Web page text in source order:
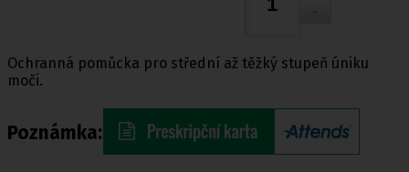
Ochranná pomůcka pro střední až těžký stupeň úniku
moči.
Poznámka: